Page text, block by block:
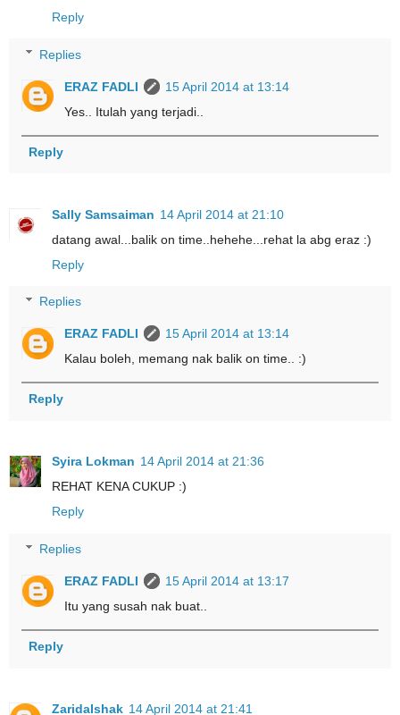
Reply
Replies
ERAZ FADLI
15 April 2014 at 13:14
Yes.. Itulah yang terjadi..
Reply
Sally Samsaiman 14 April 2014 at 21:10
datang awal...balik on time..hehehe...rehat la abg eraz :)
Reply
Replies
ERAZ FADLI
15 April 2014 at 13:14
Kalau boleh, memang nak balik on time.. :)
Reply
Syira Lokman 14 April 2014 at 21:36
REHAT KENA CUKUP :)
Reply
Replies
ERAZ FADLI
15 April 2014 at 13:17
Itu yang susah nak buat..
Reply
ZaridaIshak 14 April 2014 at 21:41